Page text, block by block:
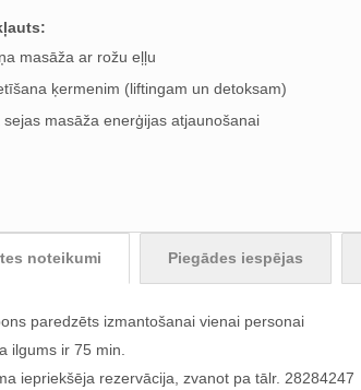
masāža ar rožu eļļu
ķermenim (liftingam un detoksam)
sejas masāža enerģijas atjaunošanai
noteikumi Piegādes iespējas
paredzēts izmantošanai vienai personai
ilgums ir 75 min.
iepriekšēja rezervācija, zvanot pa tālr. 28284247